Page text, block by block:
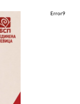
Error9